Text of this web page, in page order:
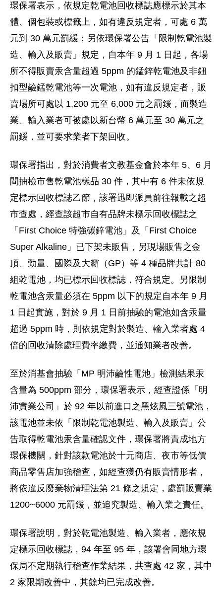
環保署表示，依規定乾電池回收標誌應標示於其本
體、個包裝或標籤上，如有違反規定者，可處 6 萬
元到 30 萬元罰緩；另依環保署公告「限制乾電池製
造、輸入及販賣」規定，自本年 9 月 1 日起，各場
所不得販賣汞含量超過 5ppm 的錳鋅乾電池及非鈕
扣型鹼錳乾電池等一次電池，如有違反規定者，販
賣場所可處以 1,200 元至 6,000 元之罰鍰，而製造
業、輸入業者可被處以新台幣 6 萬元至 30 萬元之
罰鍰，並可要求業者下架回收。
環保署指出，對於消費者文教基金會於本年 5、6 月
間抽檢市售乾電池樣品 30 件，其中有 6 件未依規
定標示回收標誌乙節，該署迅即派員前往報載之超
市查處，經查該超市自有品牌未標示回收標誌之
「First Choice 特強碳鋅電池」及「First Choice
Super Alkaline」已下架未販售，另現場販售之金
頂、勁量、國際及大霸（GP）等 4 種品牌共計 80
組乾電池，均已標示回收標誌，符合規定。另限制
乾電池含汞量必須在 5ppm 以下的規定自本年 9 月
1 日起實施，對於 9 月 1 日前抽驗的電池如含汞量
超過 5ppm 時，則依規定對於製造、輸入業者處 4
倍的回收清除處理費率繳費，並通知業者改善。
至於消基會抽驗「MP 明沛鹼性電池」檢測結果汞
含量為 500ppm 部分，環保署表示，經查證係「明
沛實業公司」於 92 年以前進口之黑炫風三號電池，
該電池並未依「限制乾電池製造、輸入及販賣」公
告取得乾電池汞含量確認文件，環保署將責成地方
環保機關，針對該款電池於十元商店、夜市等低價
商品零售店加強稽查，如經查獲仍有販賣情形者，
將依違反廢棄物清理法第 21 條之規定，處罰販賣業
1200~6000 元罰鍰，並追究製造、輸入業之責任。
環保署說明，對於乾電池製造、輸入業者，應依規
定標示回收標誌，94 年至 95 年，該署會同地方環
保局不定期執行稽查作業結果，共查處 42 家，其中
2 家限期改善中，其餘均已完成改善。